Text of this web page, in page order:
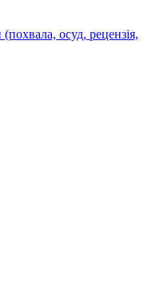
осуд, рецензія,